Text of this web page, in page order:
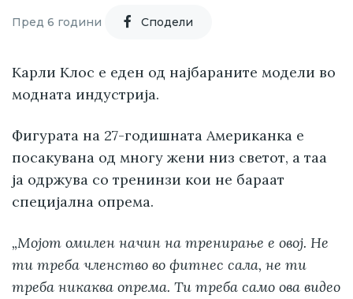
Пред 6 години Cподели
Карли Клос е еден од најбараните модели во
модната индустрија.
Фигурата на 27-годишната Американка е
посакувана од многу жени низ светот, а таа
ја одржува со тренинзи кои не бараат
специјална опрема.
„Мојот омилен начин на тренирање е овој. Не
ти треба членство во фитнес сала, не ти
треба никаква опрема. Ти треба само ова видео